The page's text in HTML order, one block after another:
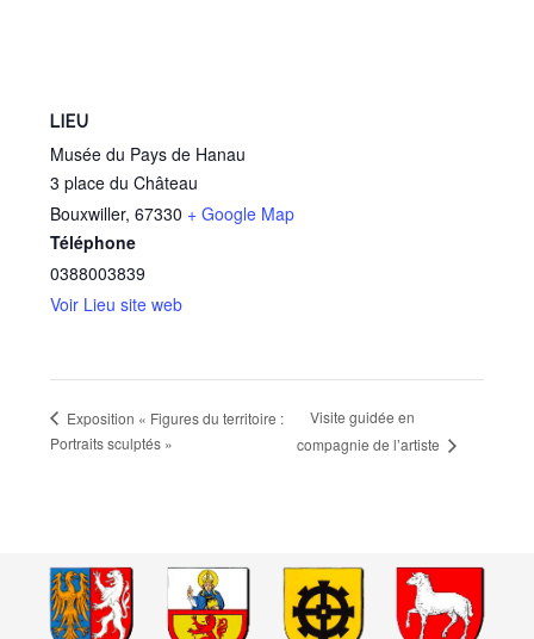
LIEU
Musée du Pays de Hanau
3 place du Château
Bouxwiller, 67330 + Google Map
Téléphone
0388003839
Voir Lieu site web
Exposition « Figures du territoire :
Portraits sculptés »
Visite guidée en
compagnie de l’artiste